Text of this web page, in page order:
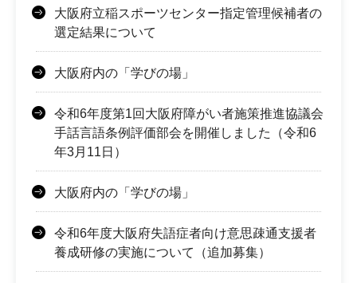
大阪府立稲スポーツセンター指定管理候補者の
選定結果について
大阪府内の「学びの場」
令和6年度第1回大阪府障がい者施策推進協議会
手話言語条例評価部会を開催しました（令和6
年3月11日）
大阪府内の「学びの場」
令和6年度大阪府失語症者向け意思疎通支援者
養成研修の実施について（追加募集）